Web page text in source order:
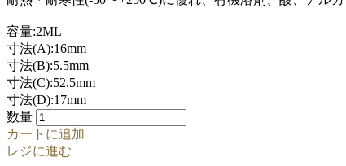
容量:2ML
寸法(A):16mm
寸法(B):5.5mm
寸法(C):52.5mm
寸法(D):17mm
数量
カートに追加
レジに進む